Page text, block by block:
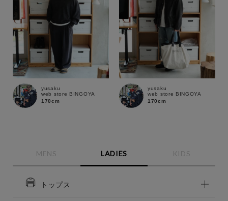
yusaku
web store BINGOYA
170cm
yusaku
web store BINGOYA
170cm
MENS LADIES KIDS
トップス